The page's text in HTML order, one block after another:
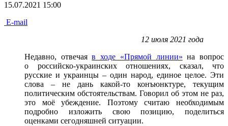
15.07.2021 15:00
E-mail
12 июля 2021 года
Недавно, отвечаяв ходе «Прямой линии» на вопрос
о российско-украинских отношениях, сказал, что
русские и украинцы – один народ, единое целое. Эти
слова – не дань какой-то конъюнктуре, текущим
политическим обстоятельствам. Говорил об этом не раз,
это моё убеждение. Поэтому считаю необходимым
подробно изложить свою позицию, поделиться
оценками сегодняшней ситуации.